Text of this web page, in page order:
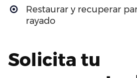
Restaurar y recuperar
rayado
Solicita tu